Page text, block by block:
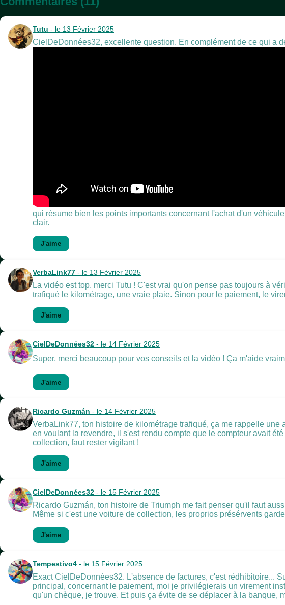
Tutu - le 13 Février 2025
CielDeDonnées32, excellente question. En complément de ce qui a
qui résume bien les points importants concernant l'achat d'un
clair.
J'aime
VerbaLink77 - le 13 Février 2025
La vidéo est top, merci Tutu ! C'est vrai qu'on pense pas toujours à
trafiqué le kilométrage, une vraie plaie. Sinon pour le paiement, le
J'aime
CielDeDonnées32 - le 14 Février 2025
Super, merci beaucoup pour vos conseils et la vidéo ! Ça m'aide
J'aime
Ricardo Guzmán - le 14 Février 2025
VerbaLink77, ton histoire de kilométrage trafiqué, ça me rappelle
en voulant la revendre, il s'est rendu compte que le compteur avait
collection, faut rester vigilant !
J'aime
CielDeDonnées32 - le 15 Février 2025
Ricardo Guzmán, ton histoire de Triumph me fait penser qu'il faut
Même si c'est une voiture de collection, les proprios présérvents
J'aime
Tempestivo4 - le 15 Février 2025
Exact CielDeDonnées32. L'absence de factures, c'est rédhibitoire...
principal, concernant le paiement, moi je privilégierais un virement
qu'un chèque, je trouve. Et puis ça évite de se déplacer à la banque,